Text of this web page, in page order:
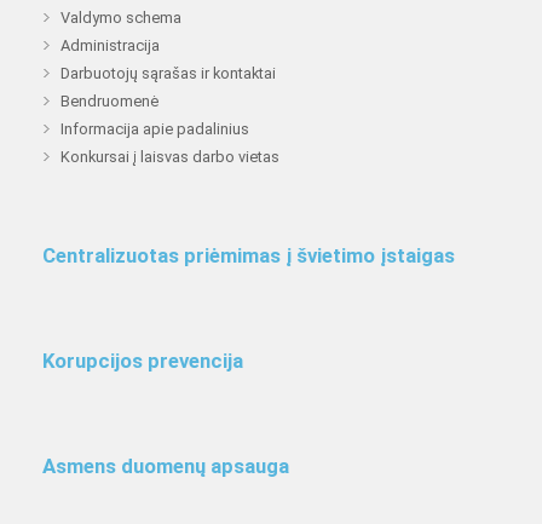
Valdymo schema
Administracija
Darbuotojų sąrašas ir kontaktai
Bendruomenė
Informacija apie padalinius
Konkursai į laisvas darbo vietas
Centralizuotas priėmimas į švietimo įstaigas
Korupcijos prevencija
Asmens duomenų apsauga